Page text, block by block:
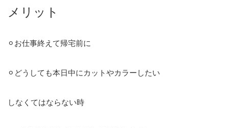
メリット
⚪︎お仕事終えて帰宅前に
⚪︎どうしても本日中にカットやカラーしたい
しなくてはならない時